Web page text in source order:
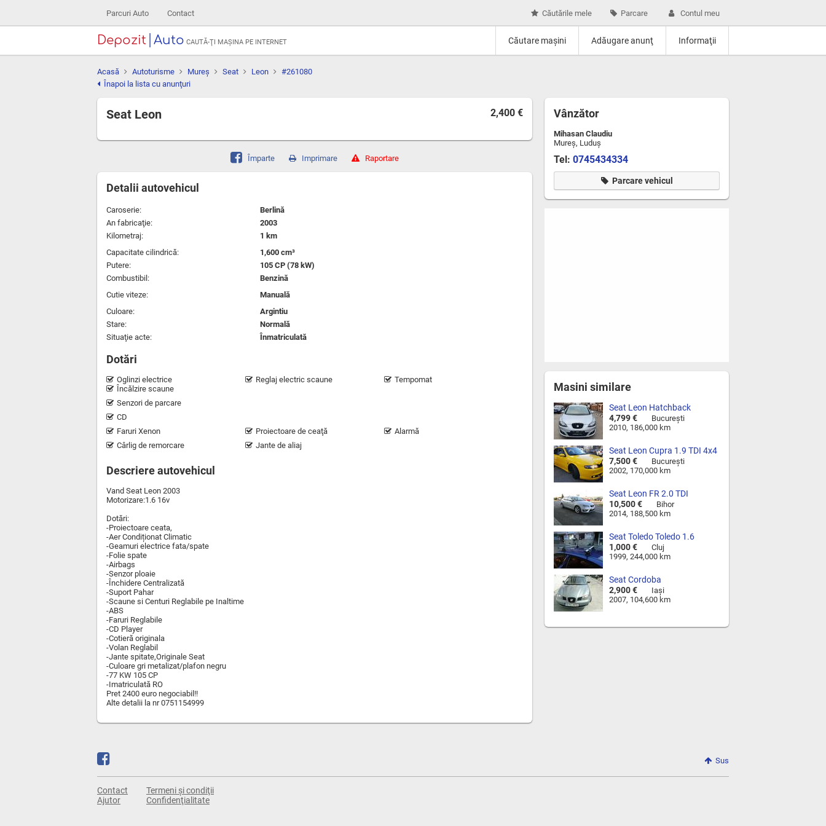
Parcuri Auto Contact Căutările mele Parcare Contul meu
Depozit Auto CAUTĂ-ŢI MAŞINA PE INTERNET Căutare maşini Adăugare anunţ Informaţii
Acasă Autoturisme Mureş Seat Leon
#261080
Înapoi la lista cu anunţuri
2,400 €
Seat Leon
Împarte Imprimare Raportare
Detalii autovehicul
Caroserie:
Berlină
An fabricaţie:
2003
Kilometraj:
1 km
Capacitate cilindrică:
1,600 cm³
Putere:
105 CP (78 kW)
Combustibil:
Benzină
Cutie viteze:
Manuală
Culoare:
Argintiu
Stare:
Normală
Situaţie acte:
Înmatriculată
Dotări
Oglinzi electrice Reglaj electric scaune
Tempomat
Încălzire scaune
Senzori de parcare
CD
Faruri Xenon
Proiectoare de ceaţă
Alarmă
Cârlig de remorcare
Jante de aliaj
Descriere autovehicul
Vand Seat Leon 2003
Motorizare:1.6 16v
Dotări:
-Proiectoare ceata,
-Aer Condiționat Climatic
-Geamuri electrice fata/spate
-Folie spate
-Airbags
-Senzor ploaie
-Închidere Centralizată
-Suport Pahar
-Scaune si Centuri Reglabile pe Inaltime
-ABS
-Faruri Reglabile
-CD Player
-Cotieră originala
-Volan Reglabil
-Jante spitate,Originale Seat
-Culoare gri metalizat/plafon negru
-77 KW 105 CP
-Imatriculată RO
Pret 2400 euro negociabil!!
Alte detalii la nr 0751154999
Vânzător
Mihasan Claudiu
Mureş, Luduş
Tel: 0745434334
Parcare vehicul
Masini similare
Seat Leon Hatchback
4,799 €
Bucureşti
2010, 186,000 km
Seat Leon Cupra 1.9 TDI 4x4
7,500 €
Bucureşti
2002, 170,000 km
Seat Leon FR 2.0 TDI
10,500 €
Bihor
2014, 188,500 km
Seat Toledo Toledo 1.6
benzina +GPL
1,000 €
Cluj
1999, 244,000 km
Seat Cordoba
2,900 €
Iaşi
2007, 104,600 km
Sus
Contact
Ajutor
Termeni și condiţii
Confidenţialitate